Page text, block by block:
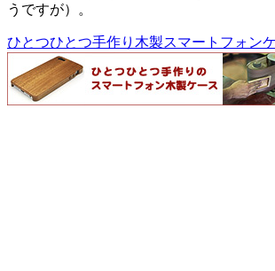
うですが）。
ひとつひとつ手作り木製スマートフォン